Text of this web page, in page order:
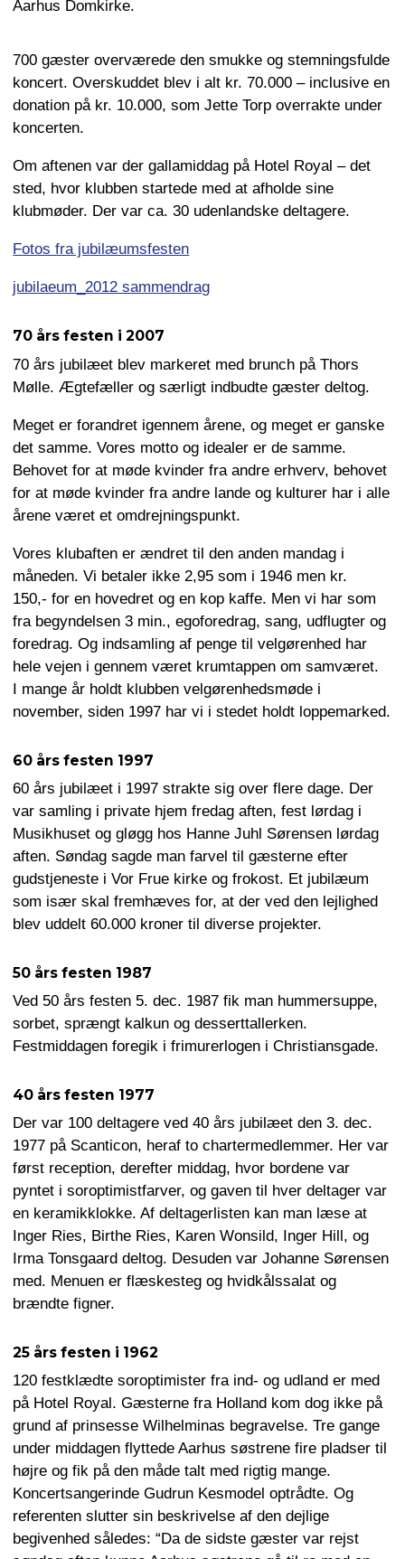
Aarhus Domkirke.
700 gæster overværede den smukke og stemningsfulde
koncert. Overskuddet blev i alt kr. 70.000 – inclusive en
donation på kr. 10.000, som Jette Torp overrakte under
koncerten.
Om aftenen var der gallamiddag på Hotel Royal – det
sted, hvor klubben startede med at afholde sine
klubmøder. Der var ca. 30 udenlandske deltagere.
Fotos fra jubilæumsfesten
jubilaeum_2012 sammendrag
70 års festen i 2007
70 års jubilæet blev markeret med brunch på Thors
Mølle. Ægtefæller og særligt indbudte gæster deltog.
Meget er forandret igennem årene, og meget er ganske
det samme. Vores motto og idealer er de samme.
Behovet for at møde kvinder fra andre erhverv, behovet
for at møde kvinder fra andre lande og kulturer har i alle
årene været et omdrejningspunkt.
Vores klubaften er ændret til den anden mandag i
måneden. Vi betaler ikke 2,95 som i 1946 men kr.
150,- for en hovedret og en kop kaffe. Men vi har som
fra begyndelsen 3 min., egoforedrag, sang, udflugter og
foredrag. Og indsamling af penge til velgørenhed har
hele vejen i gennem været krumtappen om samværet.
I mange år holdt klubben velgørenhedsmøde i
november, siden 1997 har vi i stedet holdt loppemarked.
60 års festen 1997
60 års jubilæet i 1997 strakte sig over flere dage. Der
var samling i private hjem fredag aften, fest lørdag i
Musikhuset og gløgg hos Hanne Juhl Sørensen lørdag
aften. Søndag sagde man farvel til gæsterne efter
gudstjeneste i Vor Frue kirke og frokost. Et jubilæum
som især skal fremhæves for, at der ved den lejlighed
blev uddelt 60.000 kroner til diverse projekter.
50 års festen 1987
Ved 50 års festen 5. dec. 1987 fik man hummersuppe,
sorbet, sprængt kalkun og desserttallerken.
Festmiddagen foregik i frimurerlogen i Christiansgade.
40 års festen 1977
Der var 100 deltagere ved 40 års jubilæet den 3. dec.
1977 på Scanticon, heraf to chartermedlemmer. Her var
først reception, derefter middag, hvor bordene var
pyntet i soroptimistfarver, og gaven til hver deltager var
en keramikklokke. Af deltagerlisten kan man læse at
Inger Ries, Birthe Ries, Karen Wonsild, Inger Hill, og
Irma Tonsgaard deltog. Desuden var Johanne Sørensen
med. Menuen er flæskesteg og hvidkålssalat og
brændte figner.
25 års festen i 1962
120 festklædte soroptimister fra ind- og udland er med
på Hotel Royal. Gæsterne fra Holland kom dog ikke på
grund af prinsesse Wilhelminas begravelse. Tre gange
under middagen flyttede Aarhus søstrene fire pladser til
højre og fik på den måde talt med rigtig mange.
Koncertsangerinde Gudrun Kesmodel optrådte. Og
referenten slutter sin beskrivelse af den dejlige
begivenhed således: “Da de sidste gæster var rejst